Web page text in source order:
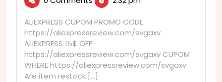
2026
discount
notifications?
ALIEXPRESS CUPOM PROMO CODE
https://aliexpressreview.com/svgaxv
ALIEXPRESS 15$ OFF
https://aliexpressreview.com/svgaxv CUPOM
WHERE https://aliexpressreview.com/svgaxv
Are item restock [...]